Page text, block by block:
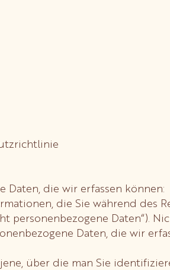
Daten, die wir erfassen können:
die Sie während des
personenbezogene Daten“).
Daten, die wir
über die man Sie